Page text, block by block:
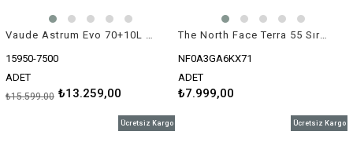
15950-7500
ADET
₺13.259,00
₺15.599,00
NF0A3GA6KX71
ADET
₺7.999,00
Ücretsiz Kargo Ücretsiz Kargo